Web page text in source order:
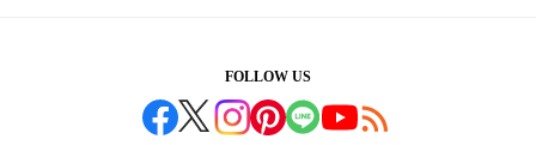
FOLLOW US